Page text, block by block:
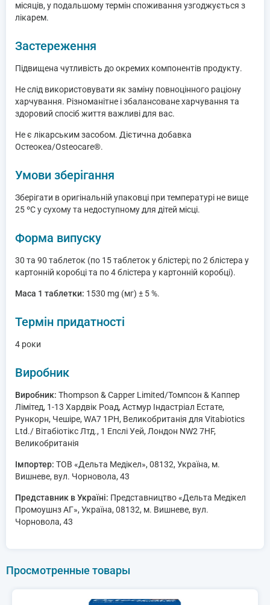
місяців, у подальшому термін споживання узгоджується з
лікарем.
Застереження
Підвищена чутливість до окремих компонентів продукту.
Не слід використовувати як заміну повноцінного раціону
харчування. Різноманітне і збалансоване харчування та
здоровий спосіб життя важливі для вас.
Не є лікарським засобом. Дієтична добавка
Остеокеа/Osteocare®.
Умови зберігання
Зберігати в оригінальній упаковці при температурі не вище
25 ºС у сухому та недоступному для дітей місці.
Форма випуску
30 та 90 таблеток (по 15 таблеток у блістері; по 2 блістера у
картонній коробці та по 4 блістера у картонній коробці).
Маса 1 таблетки: 1530 mg (мг) ± 5 %.
Термін придатності
4 роки
Виробник
Виробник: Thompson & Capper Limited/Томпсон & Каппер
Лімітед, 1-13 Хардвік Роад, Астмур Індастріал Естате,
Рункорн, Чешіре, WA7 1PH, Великобританія для Vitabiotics
Ltd./ Вітабіотікс Лтд., 1 Епслі Уей, Лондон NW2 7HF,
Великобританія
Імпортер: ТОВ «Дельта Медікел», 08132, Україна, м.
Вишневе, вул. Чорновола, 43
Представник в Україні: Представництво «Дельта Медікел
Промоушнз АГ», Україна, 08132, м. Вишневе, вул.
Чорновола, 43
Просмотренные товары